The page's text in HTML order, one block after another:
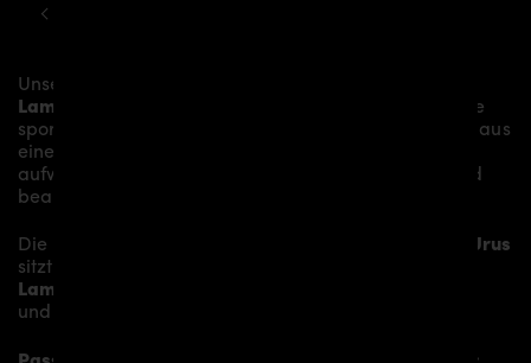
Unsere
Lamborghini Urus
mehr Dynamik und akzentuiert die
sportliche Linie des Fahrzeugs. Das Material besteht aus
einem
aufwändig in Handarbeit laminiert und anschließend
bearbeitet.
Die PD700 Diffusor Verlängerung für Lamborghini Urus
sitzt auf den originalen
Lamborghini Urus
und einen gewissen Hauch von Rennsport-Flair.